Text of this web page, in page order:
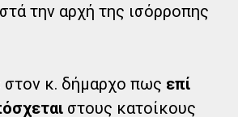
την αρχή της ισόρροπης
στον κ. δήμαρχο πως επί
στους κατοίκους